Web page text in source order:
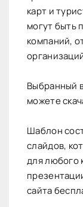
карт и
могут быть
компаний,
Выбранный
можете
Шаблон
слайдов,
для любого
сайта